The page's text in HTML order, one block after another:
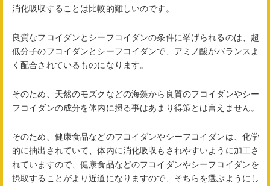
消化吸収することは比較的難しいのです。
良質なフコイダンとシーフコイダンの条件に挙げられるのは、超
低分子のフコイダンとシーフコイダンで、アミノ酸がバランスよ
く配合されているものになります。
そのため、天然のモズクなどの海藻から良質のフコイダンやシー
フコイダンの成分を体内に摂る事はあまり得策とは言えません。
そのため、健康食品などのフコイダンやシーフコイダンは、化学
的に抽出されていて、体内に消化吸収もされやすいように加工さ
れていますので、健康食品などのフコイダンやシーフコイダンを
摂取することがより近道になりますので、そちらを選ぶようにし